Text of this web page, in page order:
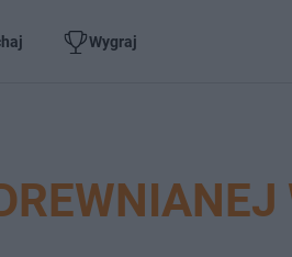
Wygraj